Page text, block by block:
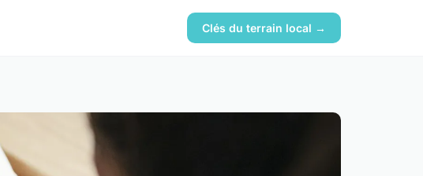
Clés du terrain local →